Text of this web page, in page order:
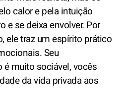
calor e pela intuição
e se deixa envolver. Por
ele traz um espírito prático
Seu
muito sociável, vocês
da vida privada aos